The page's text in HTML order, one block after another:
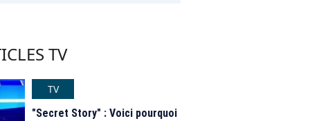
TV
TV
"Secret Story" : Voici pourquoi